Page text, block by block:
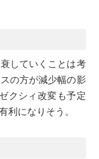
していくことは考
の方が減少幅の影
クシィ改変も予定
利になりそう。